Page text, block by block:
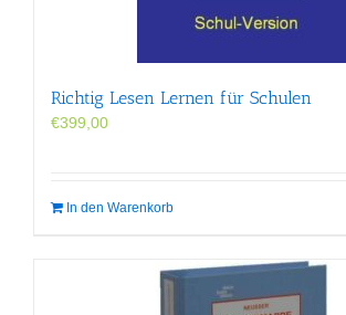
der
Produktseite
gewählt
Richtig Lesen Lernen für Schulen
€399,00
In den Warenkorb